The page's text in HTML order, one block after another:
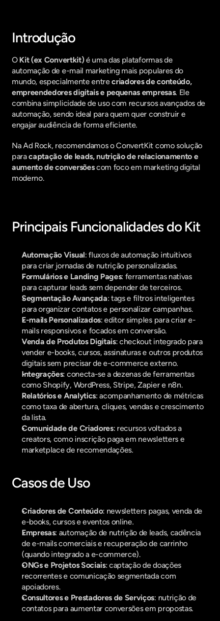
Introdução
O Kit (ex Convertkit) é uma das plataformas de
automação de e-mail marketing mais populares do
mundo, especialmente entre criadores de conteúdo,
empreendedores digitais e pequenas empresas. Ele
combina simplicidade de uso com recursos avançados de
automação, sendo ideal para quem quer construir e
engajar audiência de forma eficiente.
Na Ad Rock, recomendamos o ConvertKit como solução
para captação de leads, nutrição de relacionamento e
aumento de conversões com foco em marketing digital
moderno.
Principais Funcionalidades do Kit
Automação Visual: fluxos de automação intuitivos
para criar jornadas de nutrição personalizadas.
Formulários e Landing Pages: ferramentas nativas
para capturar leads sem depender de terceiros.
Segmentação Avançada: tags e filtros inteligentes
para organizar contatos e personalizar campanhas.
E-mails Personalizados: editor simples para criar e-
mails responsivos e focados em conversão.
Venda de Produtos Digitais: checkout integrado para
vender e-books, cursos, assinaturas e outros produtos
digitais sem precisar de e-commerce externo.
Integrações: conecta-se a dezenas de ferramentas
como Shopify, WordPress, Stripe, Zapier e n8n.
Relatórios e Analytics: acompanhamento de métricas
como taxa de abertura, cliques, vendas e crescimento
da lista.
Comunidade de Criadores: recursos voltados a
creators, como inscrição paga em newsletters e
marketplace de recomendações.
Casos de Uso
Criadores de Conteúdo: newsletters pagas, venda de
e-books, cursos e eventos online.
Empresas: automação de nutrição de leads, cadência
de e-mails comerciais e recuperação de carrinho
(quando integrado a e-commerce).
ONGs e Projetos Sociais: captação de doações
recorrentes e comunicação segmentada com
apoiadores.
Consultores e Prestadores de Serviços: nutrição de
contatos para aumentar conversões em propostas.